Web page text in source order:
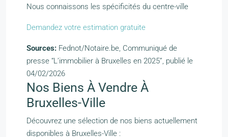
Nous connaissons les spécificités du centre-ville
Demandez votre estimation gratuite
Sources: Fednot/Notaire.be, Communiqué de
presse “L’immobilier à Bruxelles en 2025”, publié le
04/02/2026
Nos Biens À Vendre À
Bruxelles-Ville
Découvrez une sélection de nos biens actuellement
disponibles à Bruxelles-Ville :